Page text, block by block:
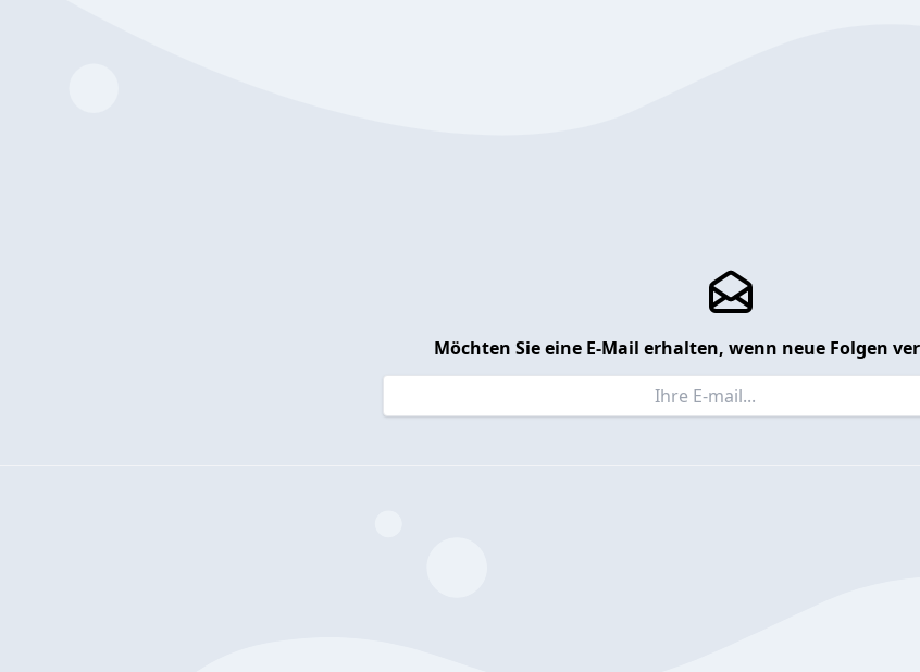
Möchten Sie eine E-Mail erhalten, wenn neue Folgen